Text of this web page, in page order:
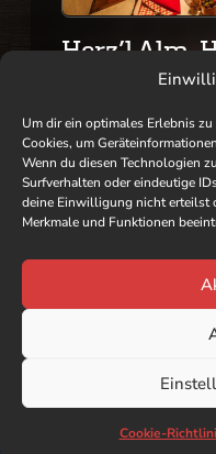
Um dir ein optimales Erlebnis
Cookies, um
Wenn du diesen Technologien
Surfverhalten oder eindeutige
deine Einwilligung nicht erteilst
Merkmale und Funktionen
Cookie-
Herz’l Alm-
Im Sommer kann
Hochzeiten,
Veranstaltungen
wird dein Event
Erlebnis.
Vermietung